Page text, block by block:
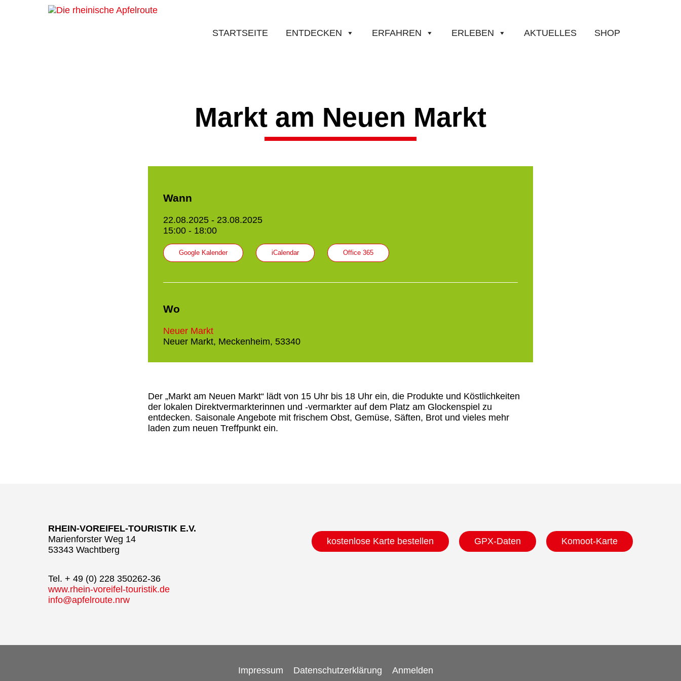
STARTSEITE ENTDECKEN ERFAHREN ERLEBEN AKTUELLES SHOP
Markt am Neuen Markt
Wann
22.08.2025 - 23.08.2025
15:00 - 18:00
Google Kalender iCalendar Office 365
Wo
Neuer Markt
Neuer Markt, Meckenheim, 53340
Der „Markt am Neuen Markt“ lädt von 15 Uhr bis 18 Uhr ein, die Produkte und Köstlichkeiten
der lokalen Direktvermarkterinnen und -vermarkter auf dem Platz am Glockenspiel zu
entdecken. Saisonale Angebote mit frischem Obst, Gemüse, Säften, Brot und vieles mehr
laden zum neuen Treffpunkt ein.
RHEIN-VOREIFEL-TOURISTIK E.V.
Marienforster Weg 14
53343 Wachtberg
Tel. + 49 (0) 228 350262-36
www.rhein-voreifel-touristik.de
info@apfelroute.nrw
kostenlose Karte bestellen GPX-Daten Komoot-Karte
Impressum Datenschutzerklärung Anmelden